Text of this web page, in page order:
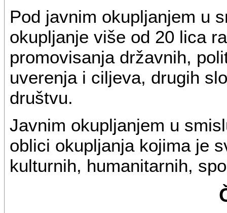
Pod javnim okupljanjem u
okupljanje više od 20 lica
promovisanja državnih,
uverenja i ciljeva, drugih
društvu.
Javnim okupljanjem u
oblici okupljanja kojima je
kulturnih, humanitarnih,